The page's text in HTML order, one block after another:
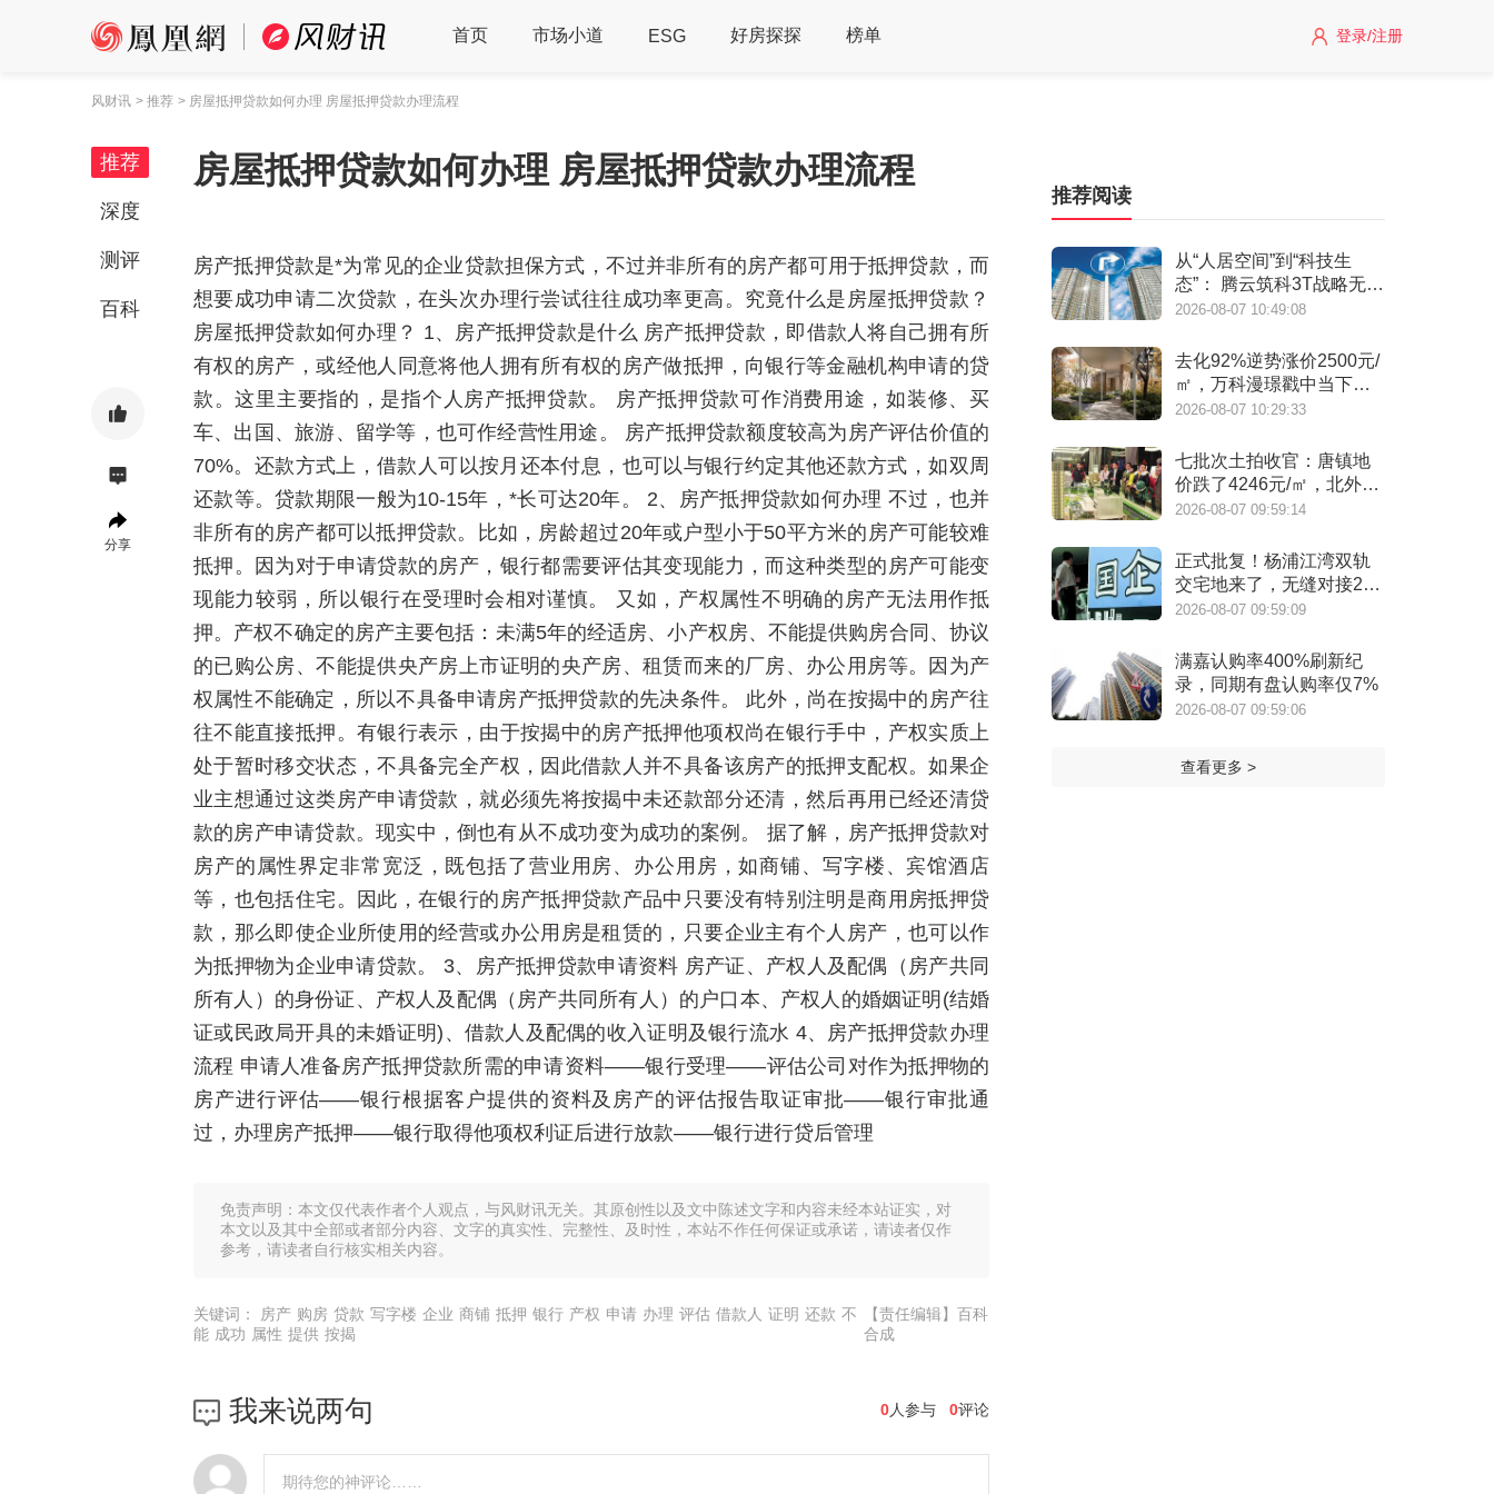
首页 市场小道 ESG 好房探探 榜单 登录/注册
风财讯 > 推荐 > 房屋抵押贷款如何办理 房屋抵押贷款办理流程
推荐
深度
测评
百科
分享
房屋抵押贷款如何办理 房屋抵押贷款办理流程
房产抵押贷款是*为常见的企业贷款担保方式，不过并非所有的房产都可用于抵押贷款，而
想要成功申请二次贷款，在头次办理行尝试往往成功率更高。究竟什么是房屋抵押贷款？
房屋抵押贷款如何办理？ 1、房产抵押贷款是什么 房产抵押贷款，即借款人将自己拥有所
有权的房产，或经他人同意将他人拥有所有权的房产做抵押，向银行等金融机构申请的贷
款。这里主要指的，是指个人房产抵押贷款。 房产抵押贷款可作消费用途，如装修、买
车、出国、旅游、留学等，也可作经营性用途。 房产抵押贷款额度较高为房产评估价值的
70%。还款方式上，借款人可以按月还本付息，也可以与银行约定其他还款方式，如双周
还款等。贷款期限一般为10-15年，*长可达20年。 2、房产抵押贷款如何办理 不过，也并
非所有的房产都可以抵押贷款。比如，房龄超过20年或户型小于50平方米的房产可能较难
抵押。因为对于申请贷款的房产，银行都需要评估其变现能力，而这种类型的房产可能变
现能力较弱，所以银行在受理时会相对谨慎。 又如，产权属性不明确的房产无法用作抵
押。产权不确定的房产主要包括：未满5年的经适房、小产权房、不能提供购房合同、协议
的已购公房、不能提供央产房上市证明的央产房、租赁而来的厂房、办公用房等。因为产
权属性不能确定，所以不具备申请房产抵押贷款的先决条件。 此外，尚在按揭中的房产往
往不能直接抵押。有银行表示，由于按揭中的房产抵押他项权尚在银行手中，产权实质上
处于暂时移交状态，不具备完全产权，因此借款人并不具备该房产的抵押支配权。如果企
业主想通过这类房产申请贷款，就必须先将按揭中未还款部分还清，然后再用已经还清贷
款的房产申请贷款。现实中，倒也有从不成功变为成功的案例。 据了解，房产抵押贷款对
房产的属性界定非常宽泛，既包括了营业用房、办公用房，如商铺、写字楼、宾馆酒店
等，也包括住宅。因此，在银行的房产抵押贷款产品中只要没有特别注明是商用房抵押贷
款，那么即使企业所使用的经营或办公用房是租赁的，只要企业主有个人房产，也可以作
为抵押物为企业申请贷款。 3、房产抵押贷款申请资料 房产证、产权人及配偶（房产共同
所有人）的身份证、产权人及配偶（房产共同所有人）的户口本、产权人的婚姻证明(结婚
证或民政局开具的未婚证明)、借款人及配偶的收入证明及银行流水 4、房产抵押贷款办理
流程 申请人准备房产抵押贷款所需的申请资料——银行受理——评估公司对作为抵押物的
房产进行评估——银行根据客户提供的资料及房产的评估报告取证审批——银行审批通
过，办理房产抵押——银行取得他项权利证后进行放款——银行进行贷后管理
免责声明：本文仅代表作者个人观点，与风财讯无关。其原创性以及文中陈述文字和内容未经本站证实，对
本文以及其中全部或者部分内容、文字的真实性、完整性、及时性，本站不作任何保证或承诺，请读者仅作
参考，请读者自行核实相关内容。
关键词： 房产 购房 贷款 写字楼 企业 商铺 抵押 银行 产权 申请 办理 评估 借款人 证明 还款 不
能 成功 属性 提供 按揭
【责任编辑】百科
合成
我来说两句 0人参与 0评论
推荐阅读
从“人居空间”到“科技生
态”： 腾云筑科3T战略无锡
首发，生态圈协同重构未
2026-08-07 10:49:08
去化92%逆势涨价2500元/
㎡，万科漫璟戳中当下最
缺的松弛生活
2026-08-07 10:29:33
七批次土拍收官：唐镇地
价跌了4246元/㎡，北外滩
来了两位温州首富
2026-08-07 09:59:14
正式批复！杨浦江湾双轨
交宅地来了，无缝对接20
号线
2026-08-07 09:59:09
满嘉认购率400%刷新纪
录，同期有盘认购率仅7%
2026-08-07 09:59:06
查看更多 >